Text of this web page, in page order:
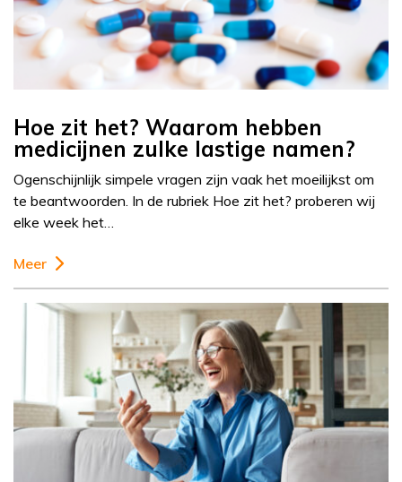
Hoe zit het? Waarom hebben
medicijnen zulke lastige namen?
Ogenschijnlijk simpele vragen zijn vaak het moeilijkst om
te beantwoorden. In de rubriek Hoe zit het? proberen wij
elke week het…
Meer